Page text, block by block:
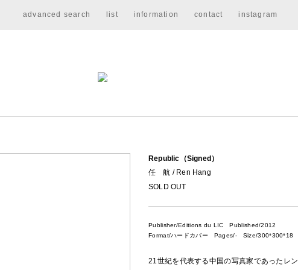
advanced search list information contact instagram
Republic（Signed）
任 航 / Ren Hang
SOLD OUT
Publisher/Editions du LIC Published/2012
Format/ハードカバー Pages/- Size/300*300*18
21世紀を代表する中国の写真家であったレ